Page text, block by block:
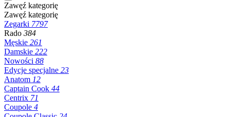
Zawęź kategorię
Zawęź kategorię
Zegarki 7797
Rado 384
Męskie 261
Damskie 222
Nowości 88
Edycje specjalne 23
Anatom 12
Captain Cook 44
Centrix 71
Coupole 4